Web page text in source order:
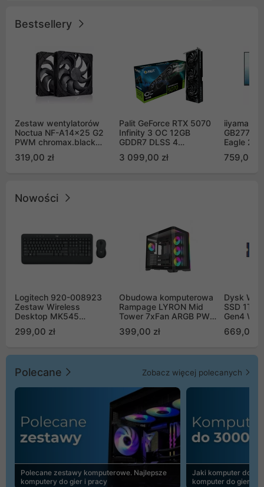
Bestsellery
Zestaw wentylatorów
Noctua NF-A14x25 G2
PWM chromax.black
Push Pull (2szt)
319,00 zł
Palit GeForce RTX 5070
Infinity 3 OC 12GB
GDDR7 DLSS 4
GB2050S)
3 099,00 zł
iiyama G-
Eagle 27"
759,00 zł
Nowości
Logitech 920-008923
Zestaw Wireless
Desktop MK545
299,00 zł
Obudowa komputerowa
Rampage LYRON Mid
Tower 7xFan ARGB PWM
399,00 zł
Dysk WD
SSD 1TB
Gen4
669,00
Polecane Zobacz więcej polecanych
Polecane zestawy komputerowe. Najlepsze
komputery do gier i pracy
Jaki komputer do
komputer do gier |